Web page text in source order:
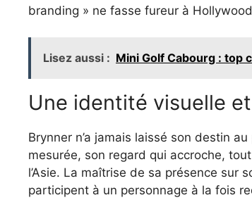
branding » ne fasse fureur à
Lisez aussi : Mini Golf Cabourg : top
Une identité visuelle
Brynner n’a jamais laissé son destin
mesurée, son regard qui accroche,
l’Asie. La maîtrise de sa présence sur
participent à un personnage à la fois